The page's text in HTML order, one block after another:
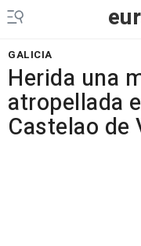
GALICIA
Herida una
atropellada
Castelao de